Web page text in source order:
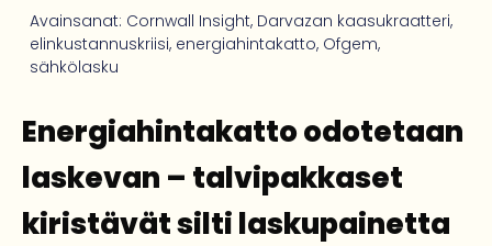
Avainsanat: Cornwall Insight, Darvazan kaasukraatteri,
elinkustannuskriisi, energiahintakatto, Ofgem,
sähkölasku
Energiahintakatto odotetaan
laskevan – talvipakkaset
kiristävät silti laskupainetta